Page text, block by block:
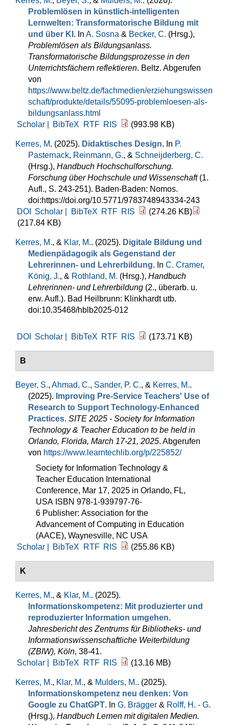
Problemlösen in künstlich-intelligenten
Lernwelten: Transformatorische Bildung mit
und über KI . In A. Sosna & Becker, C. (Hrsg.),
Problemlösen als Bildungsanlass.
Transformatorische Bildungsprozesse in den
Unterrichtsfächern reflektieren. Beltz. Abgerufen
von
https://www.beltz.de/fachmedien/erziehungswissen
schaft/produkte/details/55095-problemloesen-als-
bildungsanlass.html
Scholar |
BibTeX RTF RIS (993.98 KB)
Kerres, M. (2025). Didaktisches Design. In P.
Pasternack, Reinmann, G., & Schneijderberg, C.
(Hrsg.), Handbuch Hochschulforschung.
Forschung über Hochschule und Wissenschaft(1.
Aufl., S. 243-251). Baden-Baden: Nomos.
doi:https://doi.org/10.5771/9783748943334-243
DOI
Scholar | BibTeX RTF RIS
(274.26 KB)
(217.84 KB)
Kerres, M., & Klar, M.. (2025). Digitale Bildung und
Medienpädagogik als Gegenstand der
Lehrerinnen- und Lehrerbildung. In C. Cramer,
König, J., & Rothland, M. (Hrsg.), Handbuch
Lehrerinnen- und Lehrerbildung (2., überarb. u.
erw. Aufl.). Bad Heilbrunn: Klinkhardt utb.
doi:10.35468/hblb2025-012
DOI Scholar | BibTeX RTF RIS (173.71 KB)
B
Beyer, S., Ahmad, C., Sander, P. C., & Kerres, M..
(2025). Improving Pre-Service Teachers' Use of
Research to Support Technology-Enhanced
Practices. SITE 2025 - Society for Information
Technology & Teacher Education to be held in
Orlando, Florida, March 17-21, 2025. Abgerufen
von https://www.learntechlib.org/p/225852/
Society for Information Technology &
Teacher Education International
Conference, Mar 17, 2025 in Orlando, FL,
USA ISBN 978-1-939797-76-
6 Publisher: Association for the
Advancement of Computing in Education
(AACE), Waynesville, NC USA
Scholar |
BibTeX RTF RIS (255.86 KB)
K
Kerres, M., & Klar, M.. (2025).
Informationskompetenz: Mit produzierter und
reproduzierter Information umgehen.
Jahresbericht des Zentrums für Bibliotheks- und
Informationswissenschaftliche Weiterbildung
(ZBIW), Köln, 38-41.
Scholar |
BibTeX RTF RIS (13.16 MB)
Kerres, M., Klar, M., & Mulders, M.. (2025).
Informationskompetenz neu denken: Von
Google zu ChatGPT. In G. Brägger & Rolff, H. - G.
(Hrsg.), Handbuch Lernen mit digitalen Medien.